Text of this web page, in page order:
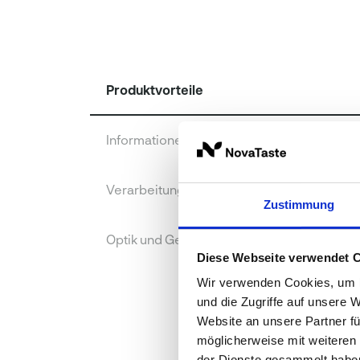
Zustimmung
Diese Webseite verwendet
Wir verwenden Cookies,
und die Zugriffe auf unsere
Website an unsere Partner
möglicherweise mit
Produktvorteile
Informationen zur Produktqualität
Verarbeitung
Optik und Geschmack